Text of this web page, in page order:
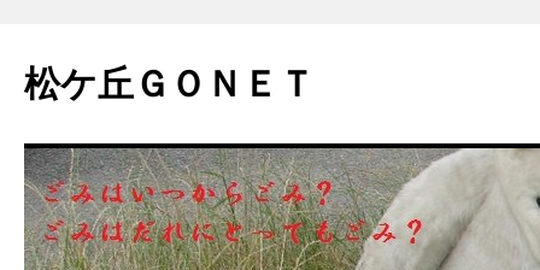
松ケ丘ＧＯＮＥＴ